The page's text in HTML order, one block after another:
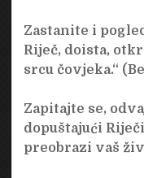
Zastanite i
Riječ, doista,
srcu čovjeka.“
Zapitajte se,
dopuštajući
preobrazi vaš